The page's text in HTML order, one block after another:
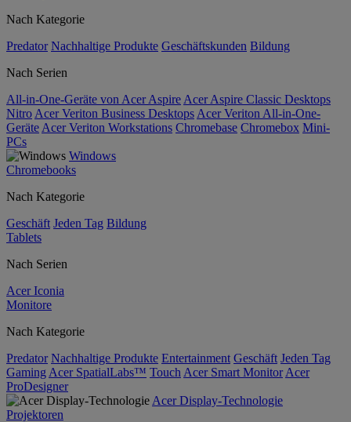
Nach Kategorie
Predator Nachhaltige Produkte Geschäftskunden Bildung
Nach Serien
All-in-One-Geräte von Acer Aspire Acer Aspire Classic Desktops
Nitro Acer Veriton Business Desktops Acer Veriton All-in-One-
Geräte Acer Veriton Workstations Chromebase Chromebox Mini-
PCs
Windows
Chromebooks
Nach Kategorie
Geschäft Jeden Tag Bildung
Tablets
Nach Serien
Acer Iconia
Monitore
Nach Kategorie
Predator Nachhaltige Produkte Entertainment Geschäft Jeden Tag
Gaming Acer SpatialLabs™ Touch Acer Smart Monitor Acer
ProDesigner
Acer Display-Technologie
Projektoren